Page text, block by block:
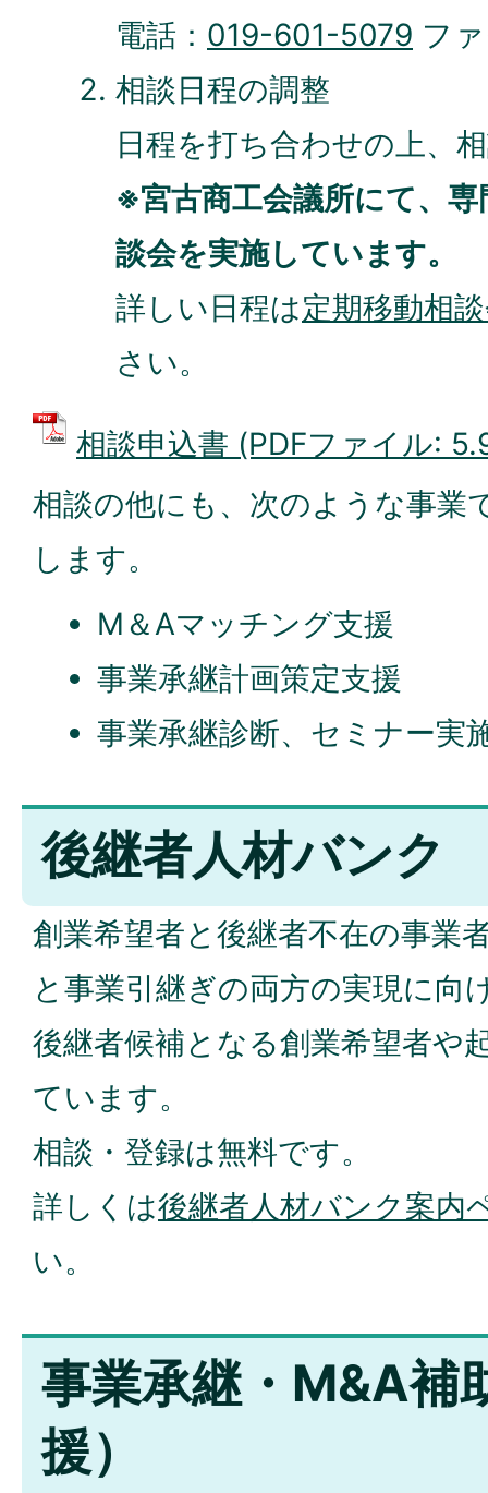
電話： 019-601-5079 フ
相談日程の調整
日程を打ち合わせの上、
※宮古商工会議所にて、
談会を実施しています。
詳しい日程は定期移動相
さい。
相談申込書 (PDFファイル:
相談の他にも、次のような事業
します。
M＆Aマッチング支援
事業承継計画策定支援
事業承継診断、セミナー実
後継者人材バンク
創業希望者と後継者不在の事業
と事業引継ぎの両方の実現に向
後継者候補となる創業希望者や
ています。
相談・登録は無料です。
詳しくは後継者人材バンク案内
い。
事業承継・M&A補
援）